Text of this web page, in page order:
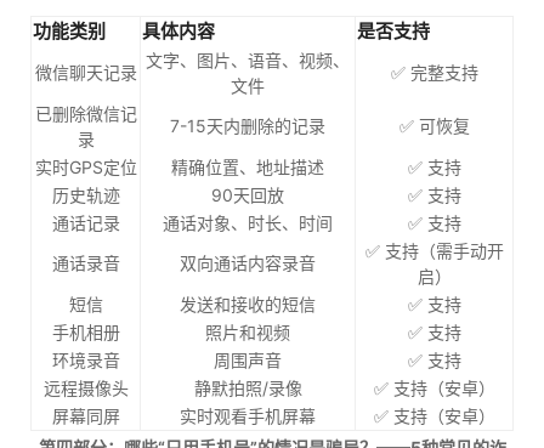
功能类别 具体内容 是否支持
微信聊天记录
文字、图片、语音、视频、
文件
✅ 完整支持
已删除微信记
录
7-15天内删除的记录
✅ 可恢复
实时GPS定位
精确位置、地址描述
✅ 支持
历史轨迹
90天回放
✅ 支持
通话记录
通话对象、时长、时间
✅ 支持
通话录音
双向通话内容录音
✅ 支持（需手动开
启）
短信
发送和接收的短信
✅ 支持
手机相册
照片和视频
✅ 支持
环境录音
周围声音
✅ 支持
远程摄像头
静默拍照/录像
✅ 支持（安卓）
屏幕同屏
实时观看手机屏幕
✅ 支持（安卓）